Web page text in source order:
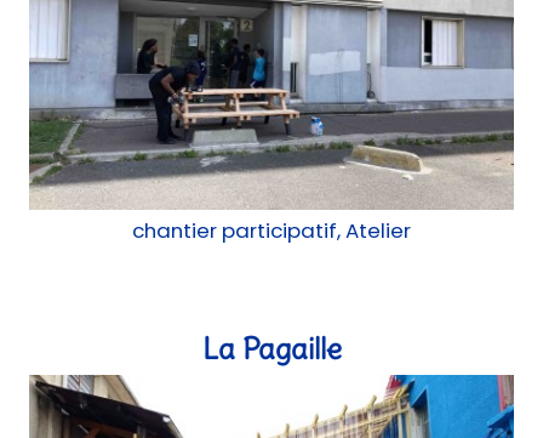
chantier participatif, Atelier
La Pagaille